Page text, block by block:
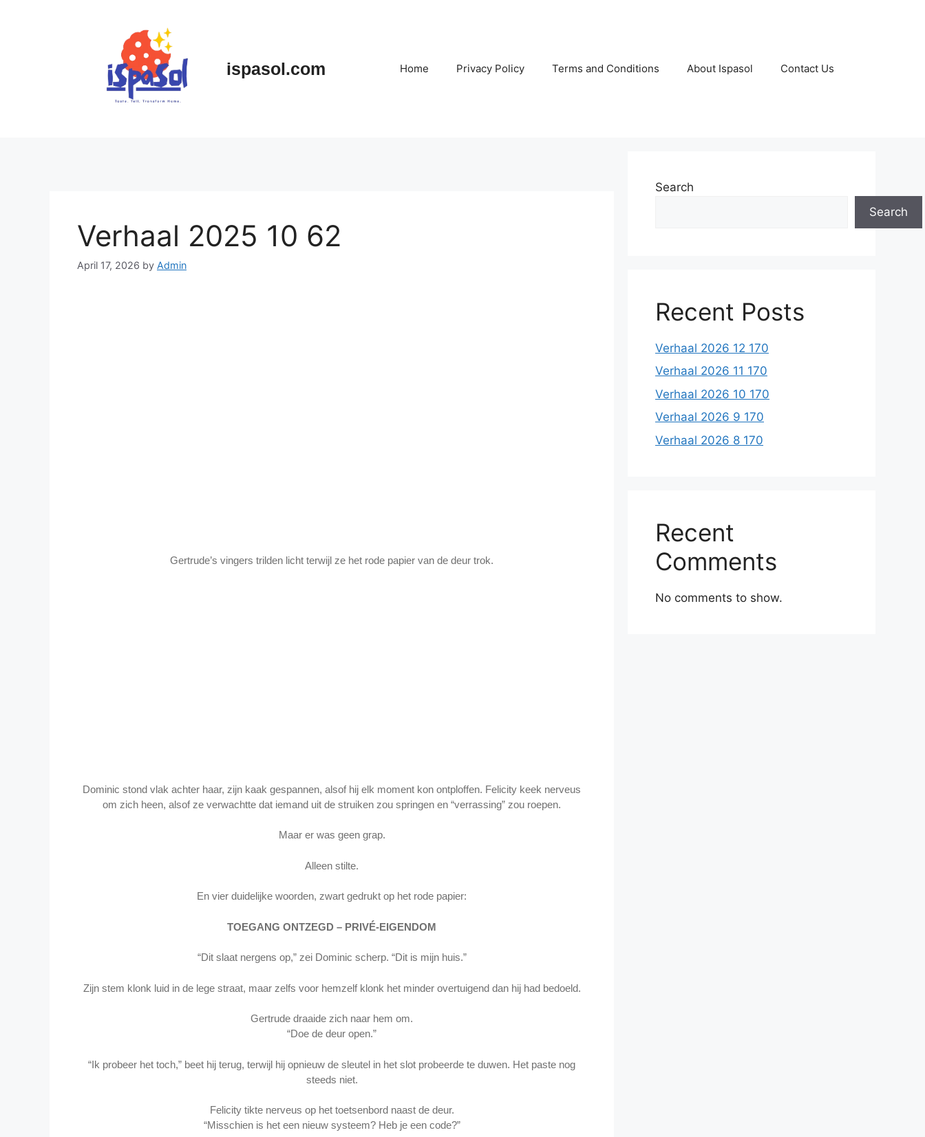
ispasol.com Home Privacy Policy Terms and Conditions About Ispasol Contact Us
Verhaal 2025 10 62
April 17, 2026 by Admin
Gertrude’s vingers trilden licht terwijl ze het rode papier van de deur trok.
Dominic stond vlak achter haar, zijn kaak gespannen, alsof hij elk moment kon ontploffen. Felicity keek nerveus
om zich heen, alsof ze verwachtte dat iemand uit de struiken zou springen en “verrassing” zou roepen.
Maar er was geen grap.
Alleen stilte.
En vier duidelijke woorden, zwart gedrukt op het rode papier:
TOEGANG ONTZEGD – PRIVÉ-EIGENDOM
“Dit slaat nergens op,” zei Dominic scherp. “Dit is mijn huis.”
Zijn stem klonk luid in de lege straat, maar zelfs voor hemzelf klonk het minder overtuigend dan hij had bedoeld.
Gertrude draaide zich naar hem om.
“Doe de deur open.”
“Ik probeer het toch,” beet hij terug, terwijl hij opnieuw de sleutel in het slot probeerde te duwen. Het paste nog
steeds niet.
Felicity tikte nerveus op het toetsenbord naast de deur.
“Misschien is het een nieuw systeem? Heb je een code?”
Search
Search
Recent Posts
Verhaal 2026 12 170
Verhaal 2026 11 170
Verhaal 2026 10 170
Verhaal 2026 9 170
Verhaal 2026 8 170
Recent
Comments
No comments to show.